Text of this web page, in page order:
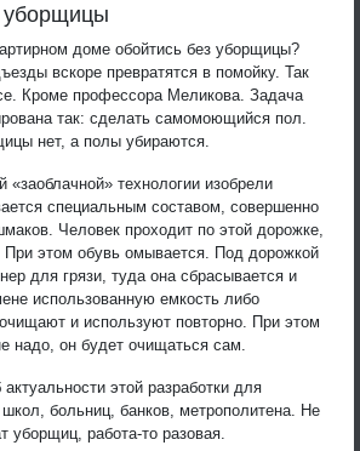
уборщицы
доме обойтись без уборщицы?
вскоре превратятся в помойку. Так
Кроме профессора Меликова. Задача
так: сделать самомоющийся пол.
нет, а полы убираются.
«заоблачной» технологии изобрели
специальным составом, совершенно
Человек проходит по этой дорожке,
При этом обувь омывается. Под дорожкой
для грязи, туда она сбрасывается и
использованную емкость либо
и используют повторно. При этом
надо, он будет очищаться сам.
этой разработки для
больниц, банков, метрополитена. Не
уборщиц, работа-то разовая.